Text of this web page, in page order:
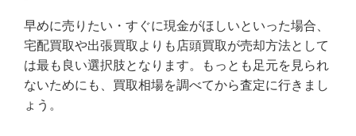
早めに売りたい・すぐに現金がほしいといった場合、
宅配買取や出張買取よりも店頭買取が売却方法として
は最も良い選択肢となります。もっとも足元を見られ
ないためにも、買取相場を調べてから査定に行きまし
ょう。